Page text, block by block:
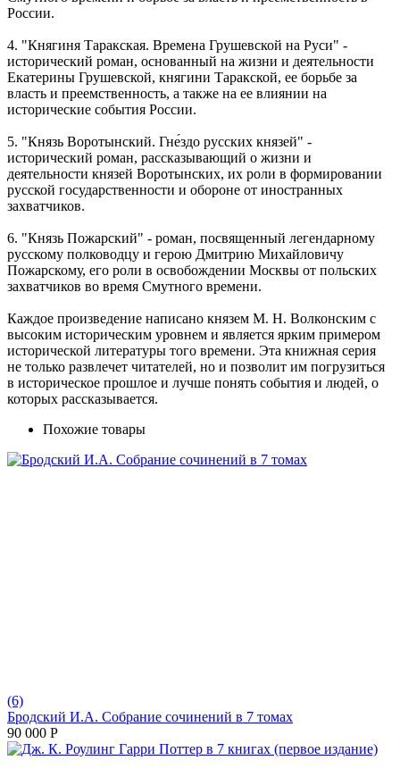
России.
4. "Княгиня Таракская. Времена Грушевской на Руси" -
исторический роман, основанный на жизни и деятельности
Екатерины Грушевской, княгини Таракской, ее борьбе за
власть и преемственность, а также на ее влиянии на
исторические события России.
5. "Князь Воротынский. Гне́здо русских князей" -
исторический роман, рассказывающий о жизни и
деятельности князей Воротынских, их роли в формировании
русской государственности и обороне от иностранных
захватчиков.
6. "Князь Пожарский" - роман, посвященный легендарному
русскому полководцу и герою Дмитрию Михайловичу
Пожарскому, его роли в освобождении Москвы от польских
захватчиков во время Смутного времени.
Каждое произведение написано князем М. Н. Волконским с
высоким историческим уровнем и является ярким примером
исторической литературы того времени. Эта книжная серия
не только развлечет читателей, но и позволит им погрузиться
в историческое прошлое и лучше понять события и людей, о
которых рассказывается.
Похожие товары
(6)
Бродский И.А. Собрание сочинений в 7 томах
90 000 Р